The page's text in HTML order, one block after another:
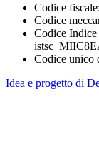
Codice
Codice
Codice
Codice unico
Idea e progetto di